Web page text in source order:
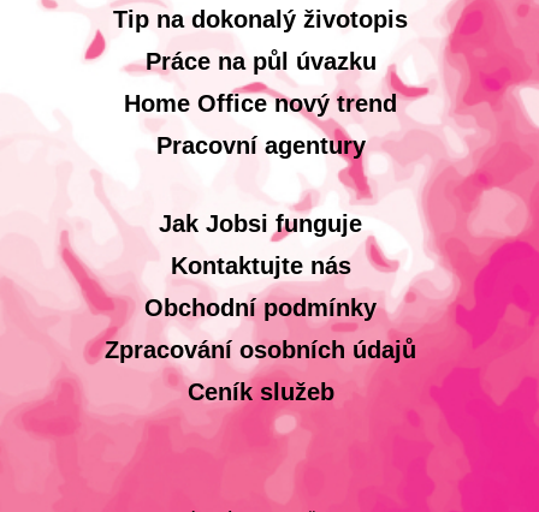
Tip na dokonalý životopis
Práce na půl úvazku
Home Office nový trend
Pracovní agentury
Jak Jobsi funguje
Kontaktujte nás
Obchodní podmínky
Zpracování osobních údajů
Ceník služeb